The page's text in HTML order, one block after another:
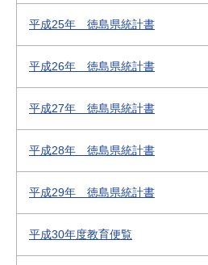
平成25年 徳島県統計書
平成26年 徳島県統計書
平成27年 徳島県統計書
平成28年 徳島県統計書
平成29年 徳島県統計書
平成30年度教育便覧